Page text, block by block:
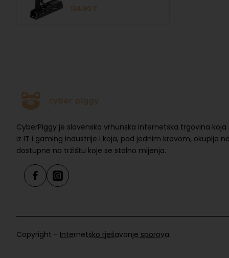
134.90 €
CyberPiggy je slovenska vrhunska internetska trgovina
iz IT i gaming industrije i koja, pod jednim krovom, okuplja
dostupne na tržištu koje se stalno mijenja.
Copyright - Internetsko rješavanje sporova.